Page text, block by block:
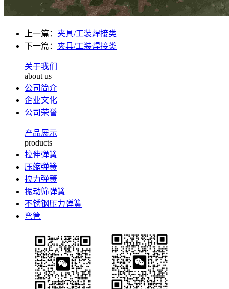
上一篇： 夹具/工装焊接类
下一篇： 夹具/工装焊接类
关于我们
about us
公司简介
企业文化
公司荣誉
产品展示
products
拉伸弹簧
压缩弹簧
拉力弹簧
振动筛弹簧
不锈钢压力弹簧
弯管